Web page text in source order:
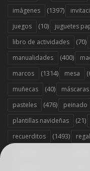
imágenes (1397)
juegos (10) juguetes
libro de actividades (70)
manualidades (400)
marcos (1314) mesa
muñecas (40) máscaras
pasteles (476) peinado
plantillas navideñas (21)
recuerditos (1493)